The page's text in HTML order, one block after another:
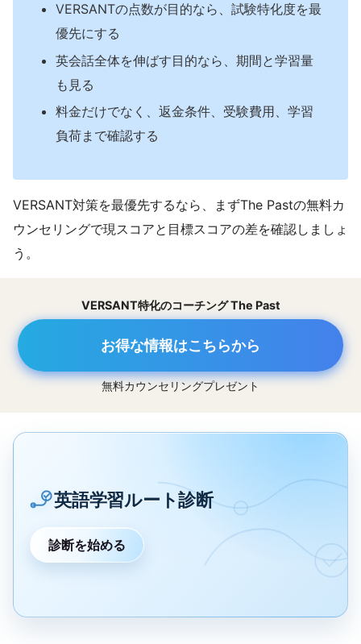
VERSANTの点数が目的なら、試験特化度を最
優先にする
英会話全体を伸ばす目的なら、期間と学習量
も見る
料金だけでなく、返金条件、受験費用、学習
負荷まで確認する
VERSANT対策を最優先するなら、まずThe Pastの無料カ
ウンセリングで現スコアと目標スコアの差を確認しましょ
う。
VERSANT特化のコーチング The Past
お得な情報はこちらから
無料カウンセリングプレゼント
英語学習ルート診断
診断を始める